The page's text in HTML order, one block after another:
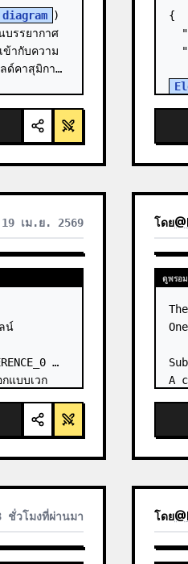
)
บรรยากาศ
ากับความ
ด์คาสุมิกา
{
ที่มี
19 เม.ย. 2569
น์
แบบเวก
ขั้นบันไดหินที่
ดให้เป็น
โดย@
ดูพรอ
A
ชั่วโมงที่ผ่านมา โดย@